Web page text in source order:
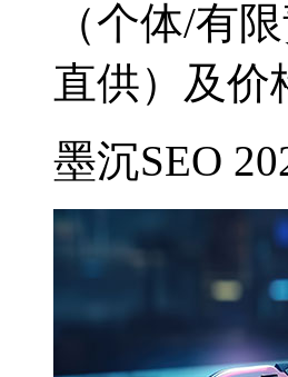
（个体/有
直供）及价
墨沉SEO